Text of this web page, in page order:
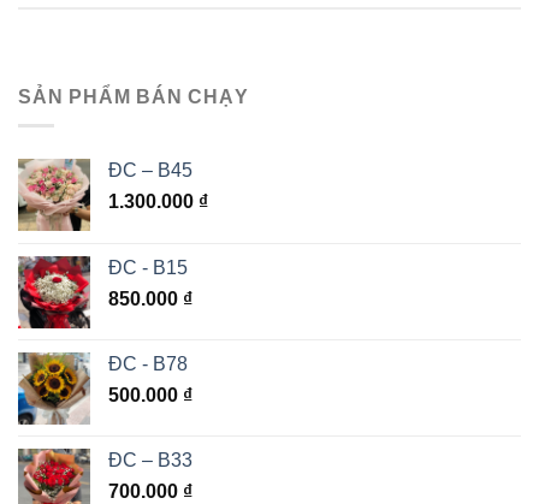
SẢN PHẨM BÁN CHẠY
ĐC – B45
1.300.000 ₫
ĐC - B15
850.000 ₫
ĐC - B78
500.000 ₫
ĐC – B33
700.000 ₫